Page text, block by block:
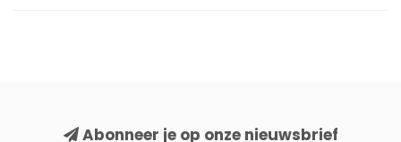
Abonneer je op onze nieuwsbrief